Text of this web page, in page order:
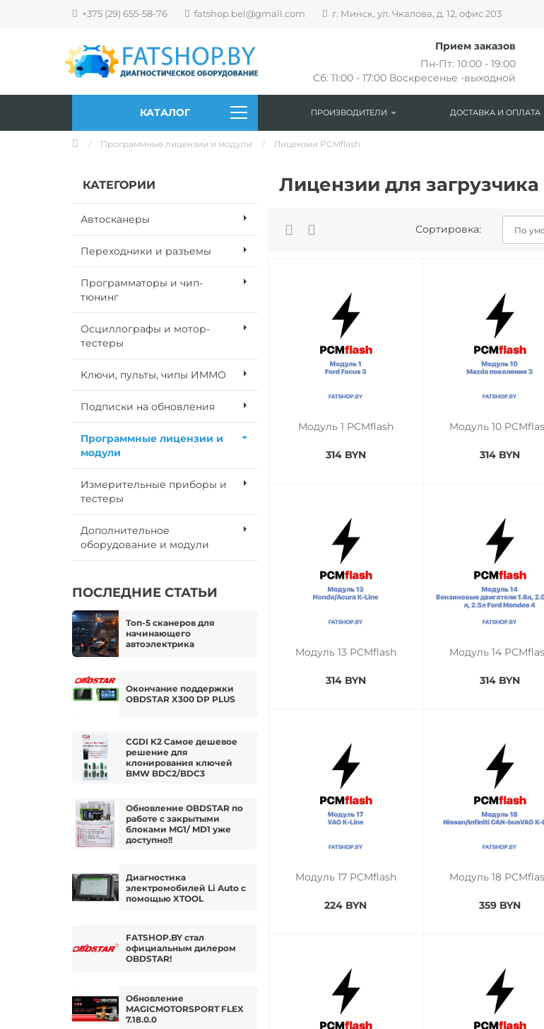
+375 (29) 655-58-76 fatshop.bel@gmail.com г. Минск, ул. Чкалова, д. 12, офис 203
Прием заказов
Пн-Пт: 10:00 - 19:00
Сб: 11:00 - 17:00 Воскресенье -выходной
КАТАЛОГ ПРОИЗВОДИТЕЛИ ДОСТАВКА И ОПЛАТА
Программные лицензии и модули Лицензии PCMflash
КАТЕГОРИИ
Автосканеры
Переходники и разъемы
Программаторы и чип-
тюнинг
Осциллографы и мотор-
тестеры
Ключи, пульты, чипы ИММО
Подписки на обновления
Программные лицензии и
модули
Измерительные приборы и
тестеры
Дополнительное
оборудование и модули
ПОСЛЕДНИЕ СТАТЬИ
Топ-5 сканеров для
начинающего
автоэлектрика
Окончание поддержки
OBDSTAR X300 DP PLUS
CGDI K2 Самое дешевое
решение для
клонирования ключей
BMW BDC2/BDC3
Обновление OBDSTAR по
работе с закрытыми
блоками MG1/ MD1 уже
доступно!!
Диагностика
электромобилей Li Auto с
помощью XTOOL
FATSHOP.BY стал
официальным дилером
OBDSTAR!
Обновление
MAGICMOTORSPORT FLEX
7.18.0.0
Лицензии для загрузчика
Сортировка:
Модуль 1 PCMflash
314 BYN
Модуль 10
314 BYN
Модуль 13 PCMflash
314 BYN
Модуль 14
314 BYN
Модуль 17 PCMflash
224 BYN
Модуль 18
359 BYN